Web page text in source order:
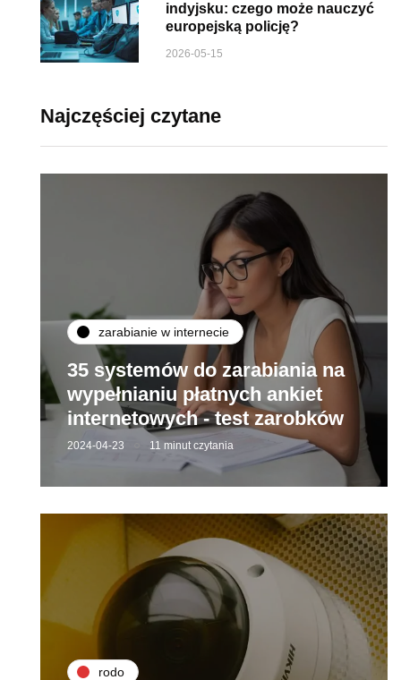
indyjsku: czego może nauczyć
europejską policję?
2026-05-15
Najczęściej czytane
zarabianie w internecie
35 systemów do zarabiania na
wypełnianiu płatnych ankiet
internetowych - test zarobków
2024-04-23 11 minut czytania
rodo